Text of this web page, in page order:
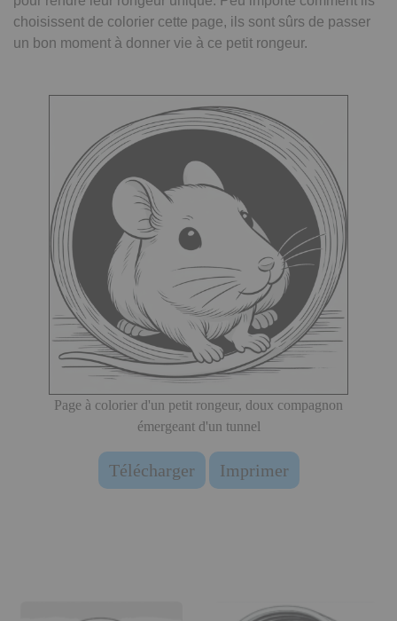
choisissent de colorier cette page, ils sont sûrs de passer
un bon moment à donner vie à ce petit rongeur.
Page à colorier d'un petit rongeur, doux compagnon
émergeant d'un tunnel
Télécharger Imprimer